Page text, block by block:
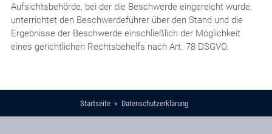
Aufsichtsbehörde, bei der die Beschwerde eingereicht wurde,
unterrichtet den Beschwerdeführer über den Stand und die
Ergebnisse der Beschwerde einschließlich der Möglichkeit
eines gerichtlichen Rechtsbehelfs nach Art. 78 DSGVO.
Startseite Datenschutzerklärung